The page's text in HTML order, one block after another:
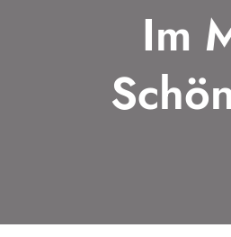
Im